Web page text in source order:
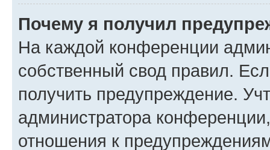
Почему я получил
На каждой конференции
собственный свод правил.
получить предупреждение.
администратора
отношения к